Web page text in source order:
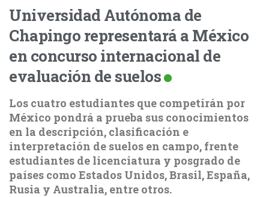
Universidad Autónoma de
Chapingo representará a México
en concurso internacional de
evaluación de suelos
Los cuatro estudiantes que competirán por
México pondrá a prueba sus conocimientos
en la descripción, clasificación e
interpretación de suelos en campo, frente
estudiantes de licenciatura y posgrado de
países como Estados Unidos, Brasil, España,
Rusia y Australia, entre otros.